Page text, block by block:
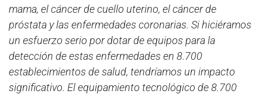
mama, el cáncer de cuello uterino, el cáncer de
próstata y las enfermedades coronarias. Si hiciéramos
un esfuerzo serio por dotar de equipos para la
detección de estas enfermedades en 8.700
establecimientos de salud, tendríamos un impacto
significativo. El equipamiento tecnológico de 8.700